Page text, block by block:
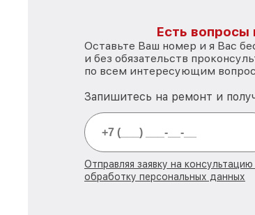
Есть вопросы
Оставьте Ваш номер и я Вас
и без обязательств
по всем интересующим
Запишитесь на ремонт и
Отправляя заявку на
обработку персональных данных